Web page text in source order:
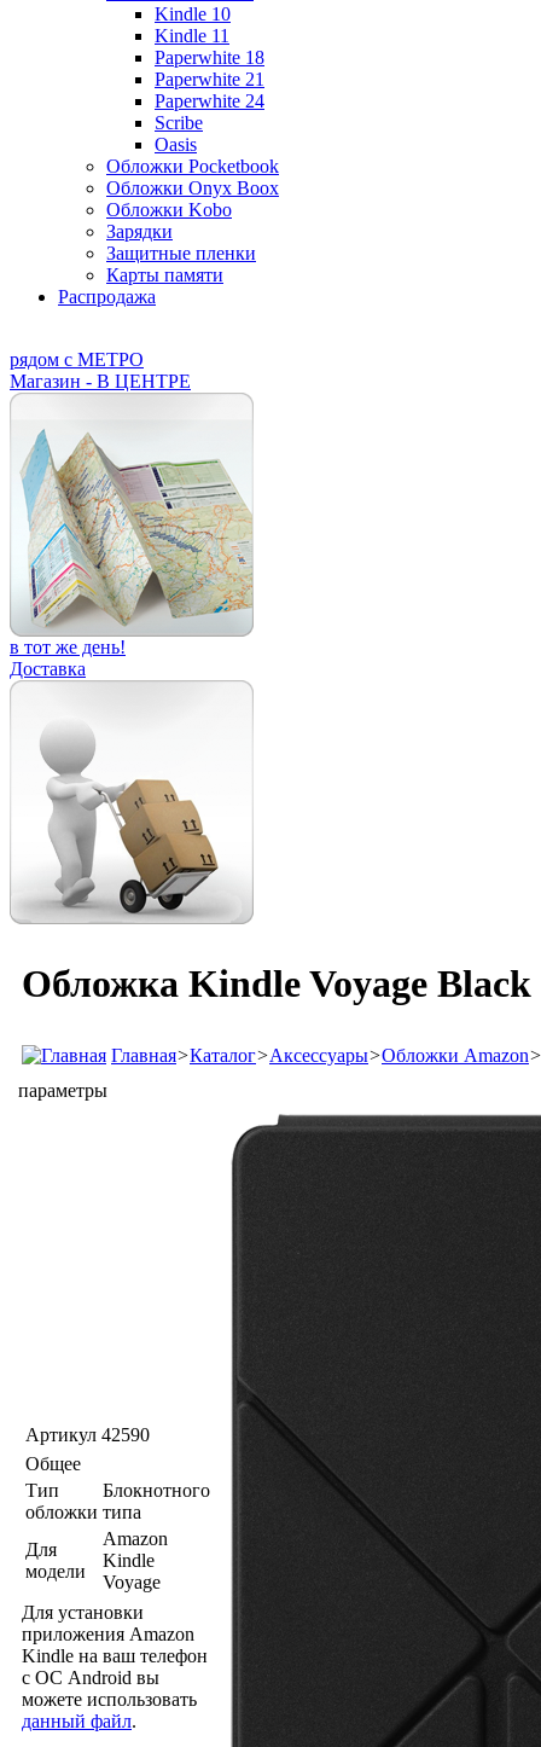
Kindle 10
Kindle 11
Paperwhite 18
Paperwhite 21
Paperwhite 24
Scribe
Oasis
Обложки Pocketbook
Обложки Onyx Boox
Обложки Kobo
Зарядки
Защитные пленки
Карты памяти
Распродажа
рядом с МЕТРО
Магазин - В ЦЕНТРЕ
в тот же день!
Доставка
Обложка Kindle Voyage Black
Главная>Каталог>Аксессуары>Обложки Amazon>
параметры
Артикул 42590
Общее
Тип
обложки
Блокнотного
типа
Для
модели
Amazon
Kindle
Voyage
Для установки
приложения Amazon
Kindle на ваш телефон
с ОС Android вы
можете использовать
данный файл.